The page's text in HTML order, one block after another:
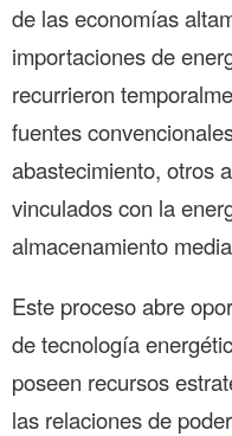
de las economías
importaciones de
recurrieron
fuentes
abastecimiento, otros
vinculados con la
almacenamiento
Este proceso abre
de tecnología
poseen recursos
las relaciones de